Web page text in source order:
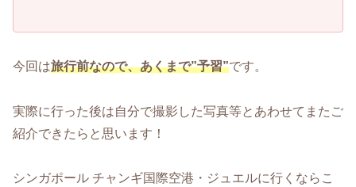
今回は旅行前なので、あくまで”予習”です。
実際に行った後は自分で撮影した写真等とあわせてまたご
紹介できたらと思います！
シンガポール チャンギ国際空港・ジュエルに行くならこ